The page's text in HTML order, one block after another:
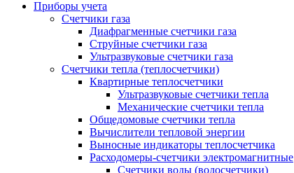
Приборы учета
Счетчики газа
Диафрагменные счетчики газа
Струйные счетчики газа
Ультразвуковые счетчики газа
Счетчики тепла (теплосчетчики)
Квартирные теплосчетчики
Ультразвуковые счетчики тепла
Механические счетчики тепла
Общедомовые счетчики тепла
Вычислители тепловой энергии
Выносные индикаторы теплосчетчика
Расходомеры-счетчики электромагнитные
Счетчики воды (водосчетчики)